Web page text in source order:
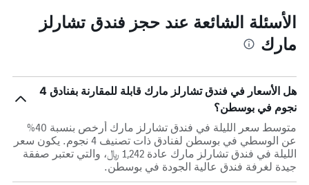
الأسئلة الشائعة عند حجز فندق تشارلز
مارك
هل الأسعار في فندق تشارلز مارك قابلة للمقارنة بفنادق 4
نجوم في بوسطن؟
متوسط سعر الليلة في فندق تشارلز مارك أرخص بنسبة 40%
عن الوسطي في بوسطن لفنادق ذات تصنيف 4 نجوم. يكون سعر
الليلة في فندق تشارلز مارك عادة 1,242 ﷼، والتي تعتبر صفقة
جيدة لغرفة فندق عالية الجودة في بوسطن.